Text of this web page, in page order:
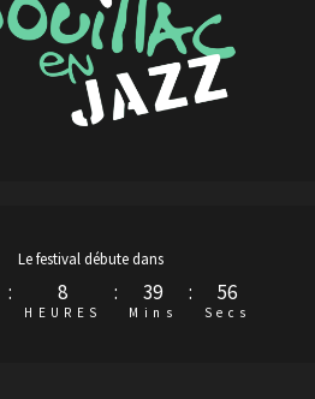
Le festival débute dans
: 8
HEURES
: 39
Mins
: 55
Secs